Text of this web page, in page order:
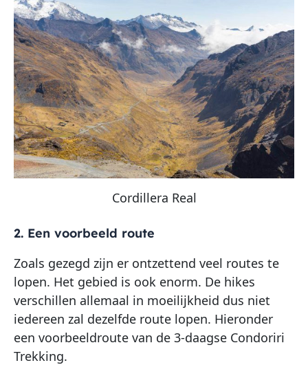
Cordillera Real
2. Een voorbeeld route
Zoals gezegd zijn er ontzettend veel routes te
lopen. Het gebied is ook enorm. De hikes
verschillen allemaal in moeilijkheid dus niet
iedereen zal dezelfde route lopen. Hieronder
een voorbeeldroute van de 3-daagse Condoriri
Trekking.